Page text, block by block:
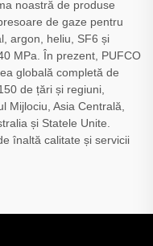
noastră de produse
de gaze pentru
argon, heliu, SF6 și
MPa. În prezent, PUFCO
globală completă de
de țări și regiuni,
Mijlociu, Asia Centrală,
și Statele Unite.
înaltă calitate și servicii